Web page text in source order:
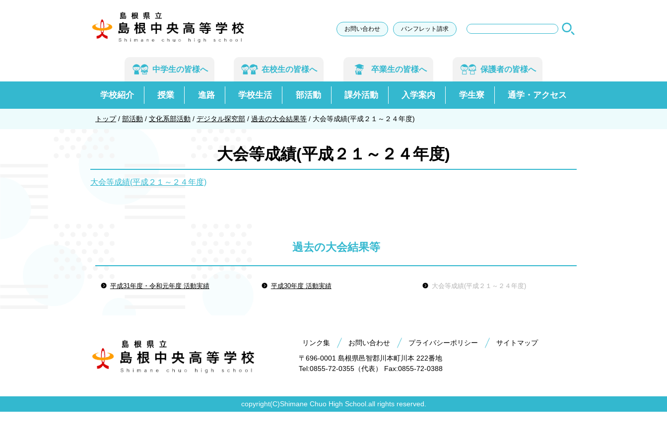
お問い合わせ パンフレット請求
サ
検
中学生の皆様へ 在校生の皆様へ 卒業生の皆様へ 保護者の皆様へ
学校紹介 授業 進路 学校生活 部活動 課外活動 入学案内 学生寮 通学・アクセス
現
トップ/ 部活動 / 文化系部活動 / デジタル探究部 / 過去の大会結果等 / 大会等成績(平成２１～２４年度)
大会等成績(平成２１～２４年度)
大会等成績(平成２１～２４年度)
過去の大会結果等
平成31年度・令和元年度 活動実績 平成30年度 活動実績 大会等成績(平成２１～２４年度)
リンク集 お問い合わせ プライバシーポリシー
サイトマップ
〒696-0001 島根県邑智郡川本町川本 222番地
Tel:0855-72-0355（代表） Fax:0855-72-0388
copyright(C)Shimane Chuo High School.all rights reserved.